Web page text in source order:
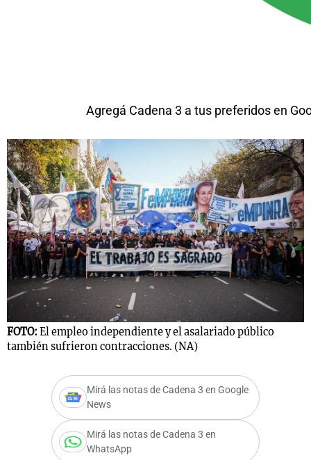
Agregá Cadena 3 a tus preferidos en
FOTO: El empleo independiente y el asalariado público
también sufrieron contracciones. (NA)
Mirá las notas de Cadena 3 en Google
News
Mirá las notas de Cadena 3 en
WhatsApp